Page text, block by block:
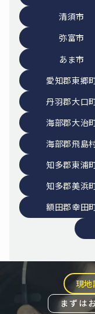
清須市
弥富市
あま市
愛知郡東郷
丹羽郡大口
海部郡大治
海部郡飛島
知多郡東浦
知多郡美浜
額田郡幸田
現地
まずは